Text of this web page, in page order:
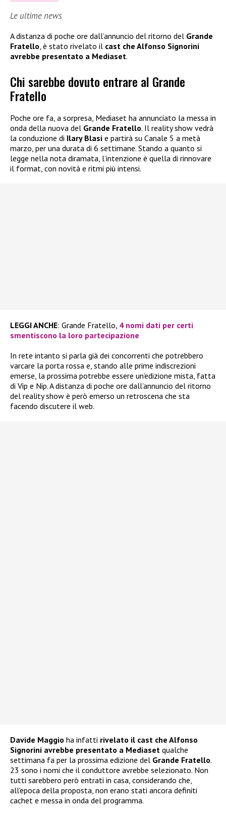
Le ultime news
A distanza di poche ore dall’annuncio del ritorno del Grande
Fratello , è stato rivelato il cast che Alfonso Signorini
avrebbe presentato a Mediaset.
Chi sarebbe dovuto entrare al Grande
Fratello
Poche ore fa, a sorpresa, Mediaset ha annunciato la messa in
onda della nuova del Grande Fratello. Il reality show vedrà
la conduzione di Ilary Blasi e partirà su Canale 5 a metà
marzo, per una durata di 6 settimane. Stando a quanto si
legge nella nota diramata, l’intenzione è quella di rinnovare
il format, con novità e ritmi più intensi.
LEGGI ANCHE: Grande Fratello, 4 nomi dati per certi
smentiscono la loro partecipazione
In rete intanto si parla già dei concorrenti che potrebbero
varcare la porta rossa e, stando alle prime indiscrezioni
emerse, la prossima potrebbe essere un’edizione mista, fatta
di Vip e Nip. A distanza di poche ore dall’annuncio del ritorno
del reality show è però emerso un retroscena che sta
facendo discutere il web.
Davide Maggio ha infatti rivelato il cast che Alfonso
Signorini avrebbe presentato a Mediaset qualche
settimana fa per la prossima edizione del Grande Fratello.
23 sono i nomi che il conduttore avrebbe selezionato. Non
tutti sarebbero però entrati in casa, considerando che,
all’epoca della proposta, non erano stati ancora definiti
cachet e messa in onda del programma.